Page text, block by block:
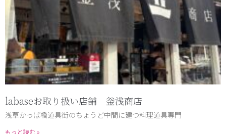
labaseお取り扱い店舗 釡浅商店
浅草かっぱ橋道具街のちょうど中間に建つ料理道具専門
もっと読む »